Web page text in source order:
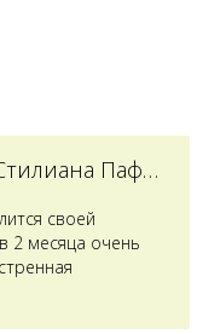
Чудо святого Преподобного Стилиана Пафлагонского
своей
2 месяца очень
после